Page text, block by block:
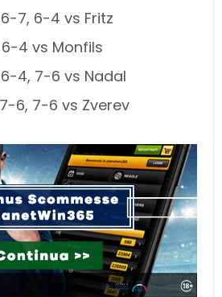
7, 6-4 vs Fritz
4 vs Monfils
4, 7-6 vs Nadal
6, 7-6 vs Zverev